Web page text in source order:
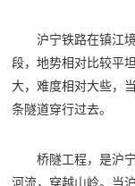
沪宁铁路在镇江
段，地势相对比较平
大，难度相对大些，
条隧道穿行过去。
桥隧工程，是沪
河流，穿越山岭。当